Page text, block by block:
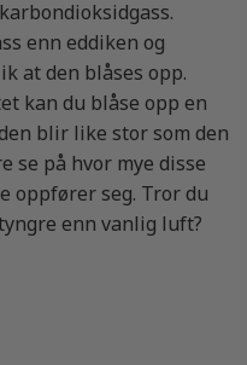
enn eddiken og
at den blåses opp.
kan du blåse opp en
blir like stor som den
se på hvor mye disse
oppfører seg. Tror du
enn vanlig luft?